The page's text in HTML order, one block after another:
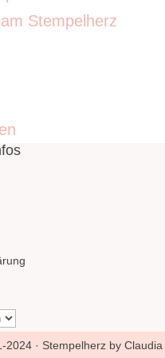
Stempelherz
2024 · Stempelherz by